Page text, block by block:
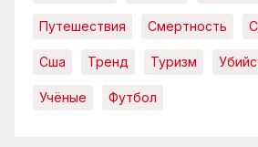
Путешествия Смертность
Сша Тренд Туризм
Учёные Футбол